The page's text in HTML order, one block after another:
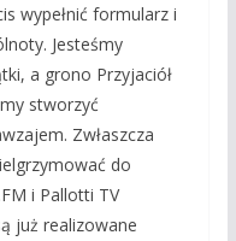
wypełnić formularz i
Jesteśmy
a grono Przyjaciół
stworzyć
Zwłaszcza
do
i Pallotti TV
już realizowane